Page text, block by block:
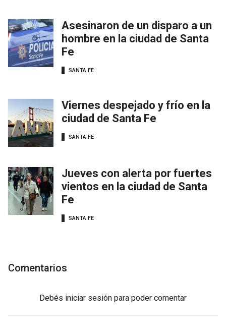
Asesinaron de un disparo a un
hombre en la ciudad de Santa
Fe
SANTA FE
Viernes despejado y frío en la
ciudad de Santa Fe
SANTA FE
Jueves con alerta por fuertes
vientos en la ciudad de Santa
Fe
SANTA FE
Comentarios
Debés iniciar sesión para poder comentar